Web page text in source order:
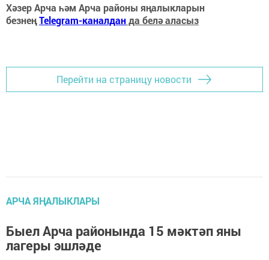
Хәзер Арча һәм Арча районы яңалыкларын
безнеңTelegram-каналданда белә аласыз
Перейти на страницу новости
АРЧА ЯҢАЛЫКЛАРЫ
Быел Арча районында 15 мәктәп яны
лагеры эшләде